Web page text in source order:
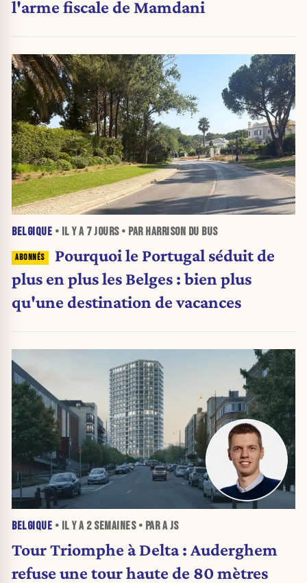
l'arme fiscale de Mamdani
BELGIQUE • IL Y A 7 JOURS• PAR HARRISON DU BUS
Pourquoi le Portugal séduit de
plus en plus les Belges : bien plus
qu'une destination de vacances
BELGIQUE • IL Y A 2 SEMAINES• PAR A JS
Tour Triomphe à Delta : Auderghem
refuse une tour haute de 80 mètres